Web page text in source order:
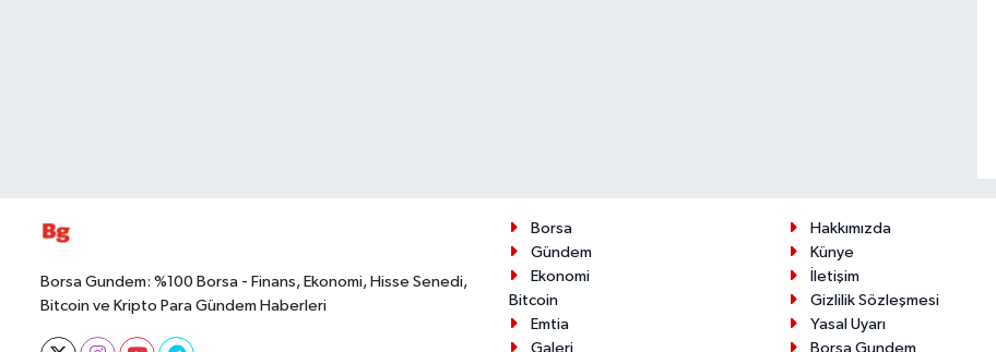
Borsa Gundem: %100 Borsa - Finans, Ekonomi, Hisse Senedi,
Bitcoin ve Kripto Para Gündem Haberleri
Borsa
Hakkımızda
Gündem
Künye
Ekonomi
İletişim
Bitcoin
Gizlilik Sözleşmesi
Emtia
Yasal Uyarı
Galeri
Borsa Gundem